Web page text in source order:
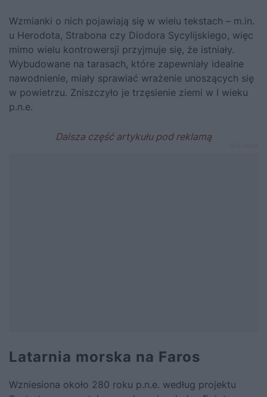
Wzmianki o nich pojawiają się w wielu tekstach – m.in.
u Herodota, Strabona czy Diodora Sycylijskiego, więc
mimo wielu kontrowersji przyjmuje się, że istniały.
Wybudowane na tarasach, które zapewniały idealne
nawodnienie, miały sprawiać wrażenie unoszących się
w powietrzu. Zniszczyło je trzęsienie ziemi w I wieku
p.n.e.
Latarnia morska na Faros
Wzniesiona około 280 roku p.n.e. według projektu